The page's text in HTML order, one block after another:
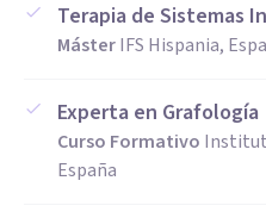
Terapia de Sistemas
MásterIFS Hispania,
Experta en Grafología
Curso Formativo
España